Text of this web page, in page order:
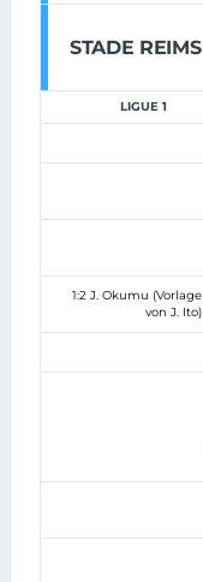
STADE REIMS
LIGUE 1
1:2 J. Okumu (Vorlage
von J. Ito)